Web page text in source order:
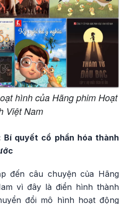
hình của Hãng phim Hoạt
Việt Nam
Bí quyết cổ phần hóa thành
đến câu chuyện của Hãng
vì đây là điển hình thành
đổi mô hình hoạt động